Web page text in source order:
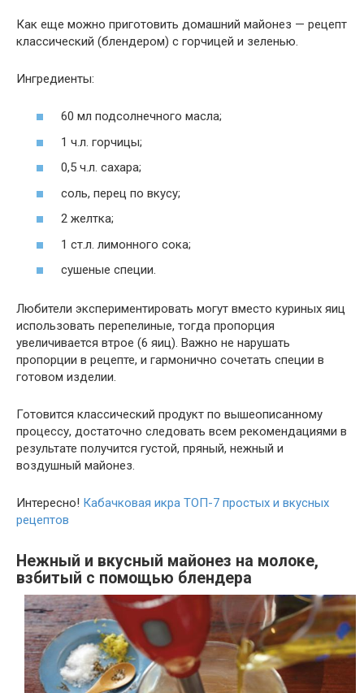
Как еще можно приготовить домашний майонез — рецепт
классический (блендером) с горчицей и зеленью.
Ингредиенты:
60 мл подсолнечного масла;
1 ч.л. горчицы;
0,5 ч.л. сахара;
соль, перец по вкусу;
2 желтка;
1 ст.л. лимонного сока;
сушеные специи.
Любители экспериментировать могут вместо куриных яиц
использовать перепелиные, тогда пропорция
увеличивается втрое (6 яиц). Важно не нарушать
пропорции в рецепте, и гармонично сочетать специи в
готовом изделии.
Готовится классический продукт по вышеописанному
процессу, достаточно следовать всем рекомендациями в
результате получится густой, пряный, нежный и
воздушный майонез.
Интересно! Кабачковая икра ТОП-7 простых и вкусных
рецептов
Нежный и вкусный майонез на молоке,
взбитый с помощью блендера